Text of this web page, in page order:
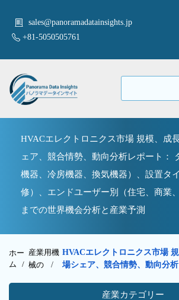
sales@panoramadatainsights.jp
+81-5050505761
HVACエレクトロニクス市場 規模、成
ェア、競合情勢、動向分析レポート：
機器、冷房機器、換気機器）、設置タ
修）、エンドユーザー別（住宅、商業
までの世界機会分析と産業予測
ホー
ム /
産業用機
械の/
HVACエレクトロニクス市場
場シェア、競合情勢、動向分
産業カテゴリー